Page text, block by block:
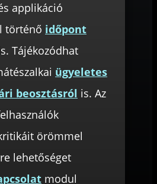
applikáció
történő időpont
Tájékozódhat
ügyeletes
beosztásról is. Az
örömmel
lehetőséget
modul